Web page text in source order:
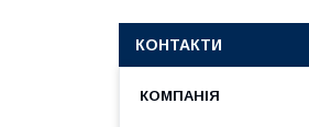
КОНТАКТИ